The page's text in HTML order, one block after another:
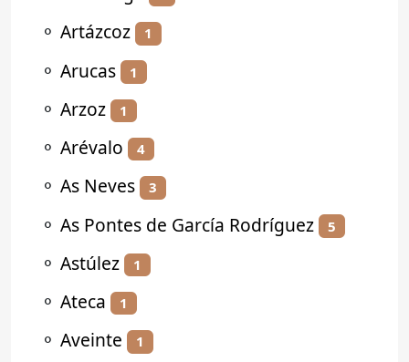
⚬ Artázcoz 1
⚬ Arucas 1
⚬ Arzoz 1
⚬ Arévalo 4
⚬ As Neves 3
⚬ As Pontes de García Rodríguez 5
⚬ Astúlez 1
⚬ Ateca 1
⚬ Aveinte 1